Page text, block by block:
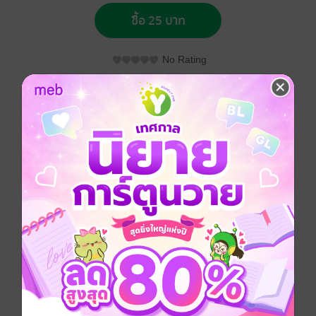
ซื้อ 25 บาท
No Rating
อยากได้ ซื้อเป็นของขวัญ ติดตาม แชร์
หนังสือพิมพ์สปอร์ตพูลXรายวัน วันพฤหัสบดีที่ 13 มีนาคม
พ.ศ.2568
ประเภทไฟล์ pdf
วันที่วางขาย 11 มีนาคม 2568
ความยาว 32 หน้า
ราคาปก 25 บาท